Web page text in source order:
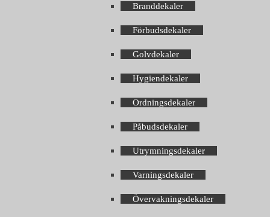
Branddekaler
Förbudsdekaler
Golvdekaler
Hygiendekaler
Ordningsdekaler
Påbudsdekaler
Utrymningsdekaler
Varningsdekaler
Övervakningsdekaler